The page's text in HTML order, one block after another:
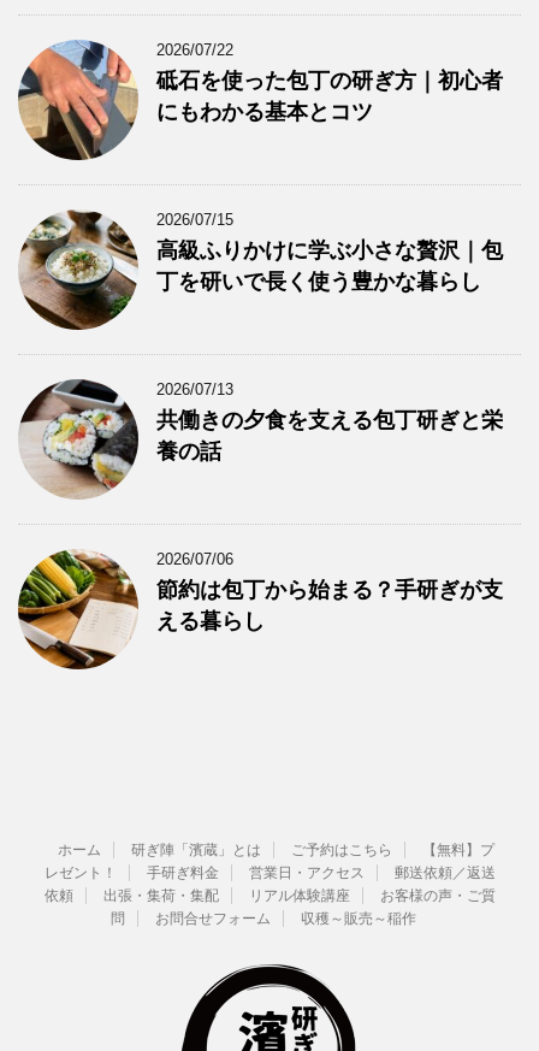
2026/07/22
砥石を使った包丁の研ぎ方｜初心者
にもわかる基本とコツ
2026/07/15
高級ふりかけに学ぶ小さな贅沢｜包
丁を研いで長く使う豊かな暮らし
2026/07/13
共働きの夕食を支える包丁研ぎと栄
養の話
2026/07/06
節約は包丁から始まる？手研ぎが支
える暮らし
ホーム 研ぎ陣「濱蔵」とは ご予約はこちら
【無料】プ
レゼント！
手研ぎ料金 営業日・アクセス
郵送依頼／返送
依頼
出張・集荷・集配 リアル体験講座
お客様の声・ご質
問
お問合せフォーム 収穫～販売～稲作